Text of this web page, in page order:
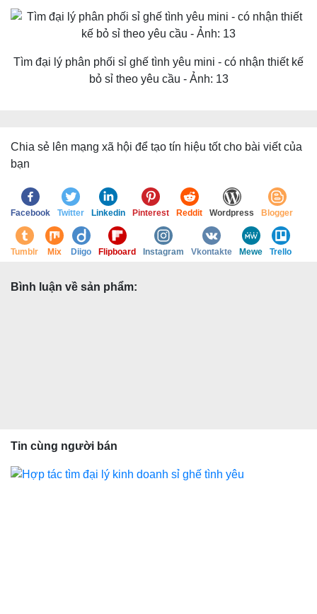
Tìm đại lý phân phối sỉ ghế tình yêu mini - có nhận thiết kế
bỏ sỉ theo yêu cầu - Ảnh: 13
Chia sẻ lên mạng xã hội để tạo tín hiệu tốt cho bài viết của
bạn
Facebook Twitter Linkedin Pinterest Reddit Wordpress Blogger
Tumblr Mix Diigo Flipboard Instagram Vkontakte Mewe Trello
Bình luận về sản phẩm:
Tin cùng người bán